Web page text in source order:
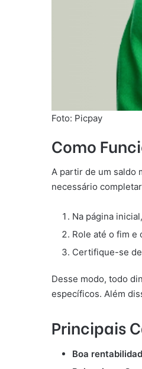
Foto: Picpay
Como
A partir de um saldo
necessário
Na página
Role até o fim e
Certifique-se
Desse modo, todo
específicos. Além
Principais
Boa